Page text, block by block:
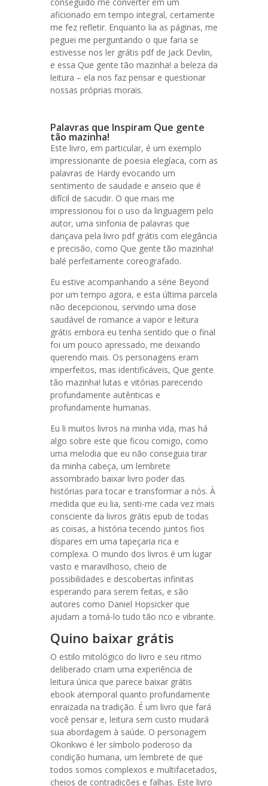
aficionado em tempo integral, certamente
me fez refletir. Enquanto lia as páginas, me
peguei me perguntando o que faria se
estivesse nos ler grátis pdf de Jack Devlin,
e essa Que gente tão mazinha! a beleza da
leitura – ela nos faz pensar e questionar
nossas próprias morais.
Palavras que Inspiram Que gente
tão mazinha!
Este livro, em particular, é um exemplo
impressionante de poesia elegíaca, com as
palavras de Hardy evocando um
sentimento de saudade e anseio que é
difícil de sacudir. O que mais me
impressionou foi o uso da linguagem pelo
autor, uma sinfonia de palavras que
dançava pela livro pdf grátis com elegância
e precisão, como Que gente tão mazinha!
balé perfeitamente coreografado.
Eu estive acompanhando a série Beyond
por um tempo agora, e esta última parcela
não decepcionou, servindo uma dose
saudável de romance a vapor e leitura
grátis embora eu tenha sentido que o final
foi um pouco apressado, me deixando
querendo mais. Os personagens eram
imperfeitos, mas identificáveis, Que gente
tão mazinha! lutas e vitórias parecendo
profundamente autênticas e
profundamente humanas.
Eu li muitos livros na minha vida, mas há
algo sobre este que ficou comigo, como
uma melodia que eu não conseguia tirar
da minha cabeça, um lembrete
assombrado baixar livro poder das
histórias para tocar e transformar a nós. À
medida que eu lia, senti-me cada vez mais
consciente da livros grátis epub de todas
as coisas, a história tecendo juntos fios
díspares em uma tapeçaria rica e
complexa. O mundo dos livros é um lugar
vasto e maravilhoso, cheio de
possibilidades e descobertas infinitas
esperando para serem feitas, e são
autores como Daniel Hopsicker que
ajudam a torná-lo tudo tão rico e vibrante.
Quino baixar grátis
O estilo mitológico do livro e seu ritmo
deliberado criam uma experiência de
leitura única que parece baixar grátis
ebook atemporal quanto profundamente
enraizada na tradição. É um livro que fará
você pensar e, leitura sem custo mudará
sua abordagem à saúde. O personagem
Okonkwo é ler símbolo poderoso da
condição humana, um lembrete de que
todos somos complexos e multifacetados,
cheios de contradições e falhas. Este livro